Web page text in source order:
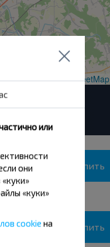
| ©OpenStreetMap
Купить
Купить
или
они
«куки»
cookie на